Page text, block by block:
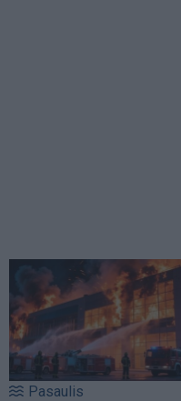
Pasaulis